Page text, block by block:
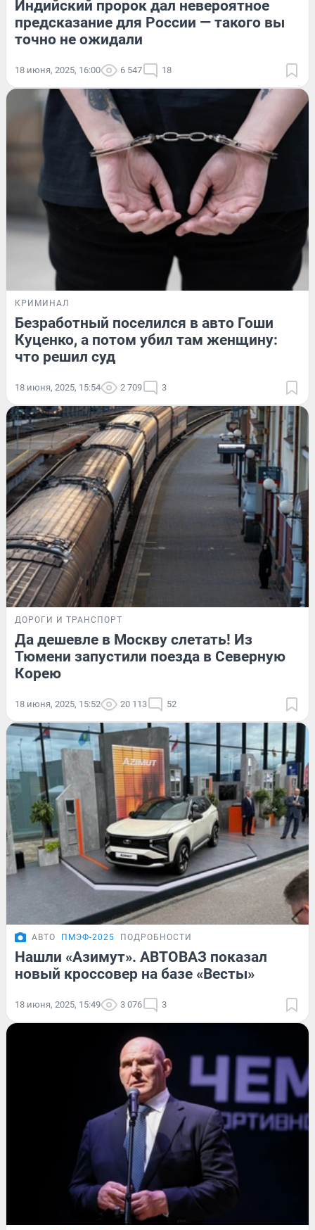
Индийский пророк дал невероятное
предсказание для России — такого вы
точно не ожидали
18 июня, 2025, 16:00 6 547 18
КРИМИНАЛ
Безработный поселился в авто Гоши
Куценко, а потом убил там женщину:
что решил суд
18 июня, 2025, 15:54 2 709 3
ДОРОГИ И ТРАНСПОРТ
Да дешевле в Москву слетать! Из
Тюмени запустили поезда в Северную
Корею
18 июня, 2025, 15:52 20 113 52
АВТО ПМЭФ-2025 ПОДРОБНОСТИ
Нашли «Азимут». АВТОВАЗ показал
новый кроссовер на базе «Весты»
18 июня, 2025, 15:49 3 076 3